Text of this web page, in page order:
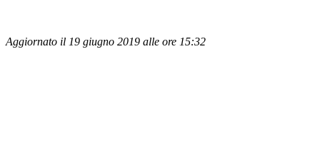
Aggiornato il 19 giugno 2019 alle ore 15:32